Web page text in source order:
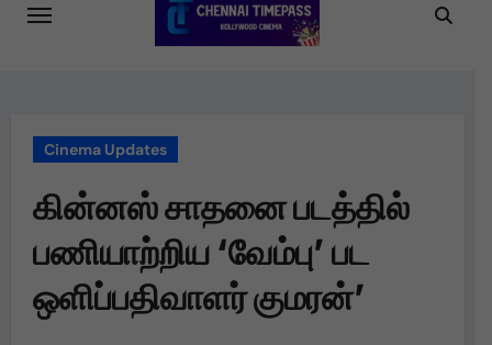
Cinema Updates
கின்னஸ் சாதனை படத்தில்
பணியாற்றிய ‘வேம்பு’ பட
ஒளிப்பதிவாளர் குமரன்’